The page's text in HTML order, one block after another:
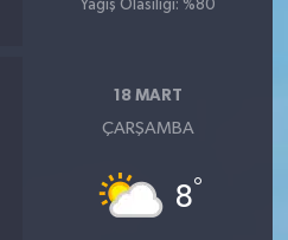
Yağış Olasılığı: %80
18 MART
ÇARŞAMBA
8°